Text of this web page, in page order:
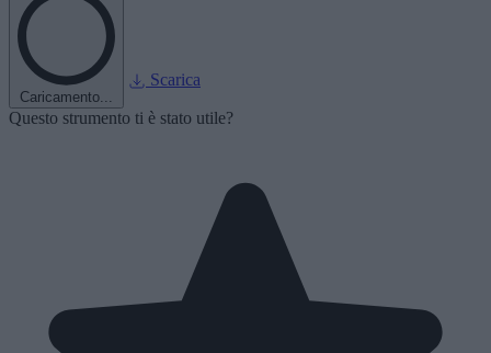
Caricamento...
Scarica
Questo strumento ti è stato utile?